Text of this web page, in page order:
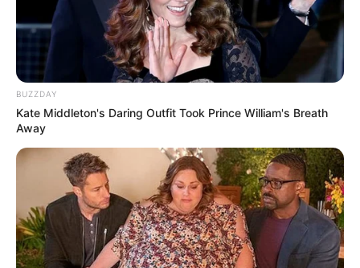
BUZZDAY
Kate Middleton's Daring Outfit Took Prince William's Breath
Away